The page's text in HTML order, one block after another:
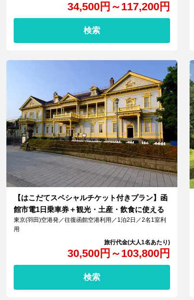
34,500円 ～117,200円
検索
【はこだてスペシャルチケット付きプラン】函
館市電1日乗車券＋観光・土産・飲食に使える
30,500円 ～103,800円
東京(羽田)空港発／往復函館空港利用／1泊2日／2名1室利
用
検索